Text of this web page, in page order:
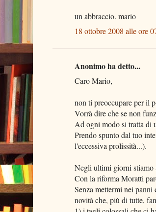
un abbraccio. mario
18 ottobre 2008 alle ore
Anonimo ha detto...
Caro Mario,
non ti preoccupare per il
Vorrà dire che se non
Ad ogni modo si tratta di
Prendo spunto dal tuo
l'eccessiva prolissità...).
Negli ultimi giorni stiamo
Con la riforma Moratti
Senza mettermi nei
novità che, più di tutte,